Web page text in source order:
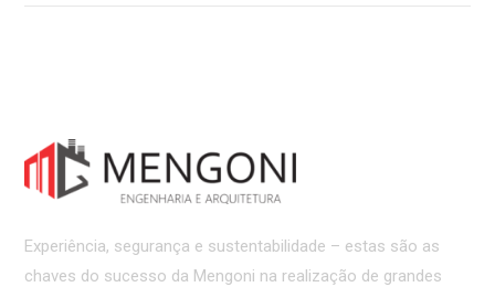
Experiência, segurança e sustentabilidade – estas são as
chaves do sucesso da Mengoni na realização de grandes